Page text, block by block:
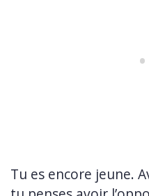
Tu es encore jeune.